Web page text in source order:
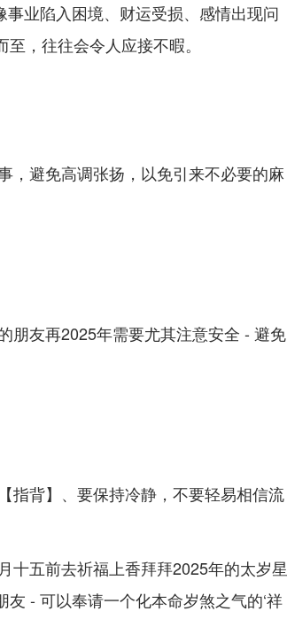
业陷入困境、财运受损、感情出现问
，往往会令人应接不暇。
，避免高调张扬，以免引来不必要的麻
朋友再2025年需要尤其注意安全 - 避免
指背】、要保持冷静，不要轻易相信流
十五前去祈福上香拜拜2025年的太岁星
- 可以奉请一个化本命岁煞之气的‘祥